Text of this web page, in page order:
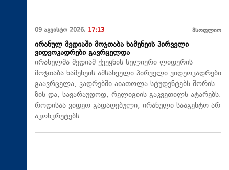
09 აგვისტო 2026, 17:13 მსოფლიო
ირანულ მედიაში მოჯთაბა ხამენეის პირველი
ვიდეოკადრები გავრცელდა
ირანულმა მედიამ ქვეყნის სულიერი ლიდერის
მოჯთაბა ხამენეის ამსახველი პირველი ვიდეოკადრები
გაავრცელა, კადრებში აიათოლა სტუდენტებს შორის
ზის და, სავარაუდოდ, რელიგიის გაკვეთილს ატარებს.
როდისაა ვიდეო გადაღებული, ირანული სააგენტო არ
აკონკრეტებს.